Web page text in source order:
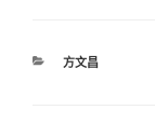
分
方文昌